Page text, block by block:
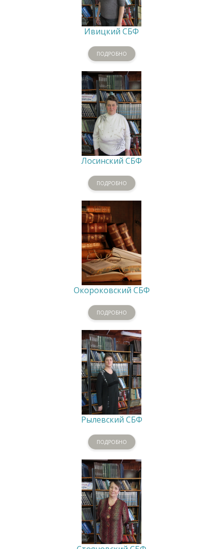
Ивицкий СБФ
ПОДРОБНО
Лосинский СБФ
ПОДРОБНО
Окороковский СБФ
ПОДРОБНО
Рылевский СБФ
ПОДРОБНО